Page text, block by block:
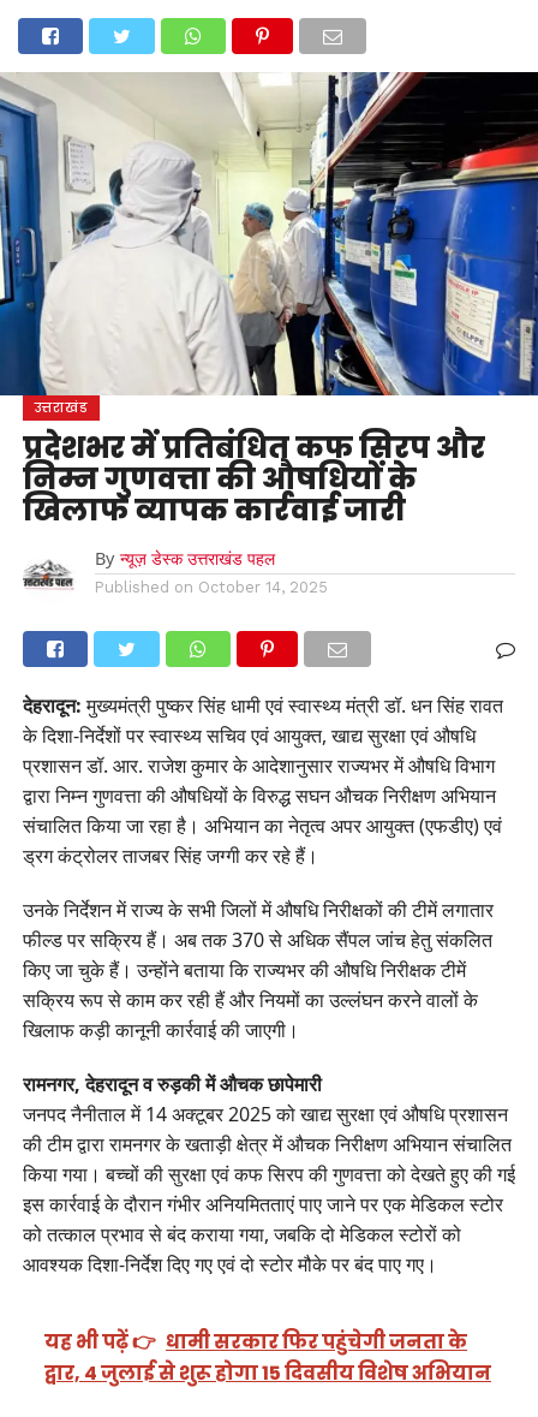
उत्तराखंड उधम सिंह नगर चंपावतचमोलीटिहरी गढ़वाल
देहरादून
पौड़ी गढ़वाल बागेश्वररुद्रप्रयागहरिद्वार
मनोरंजन
उत्तराखंड
प्रदेशभर में प्रतिबंधित कफ सिरप और
निम्न गुणवत्ता की औषधियों के
खिलाफ व्यापक कार्रवाई जारी
By न्यूज़ डेस्क उत्तराखंड पहल
Published on October 14, 2025
देहरादून:मुख्यमंत्री पुष्कर सिंह धामी एवं स्वास्थ्य मंत्री डॉ. धन सिंह रावत
के दिशा-निर्देशों पर स्वास्थ्य सचिव एवं आयुक्त, खाद्य सुरक्षा एवं औषधि
प्रशासन डॉ. आर. राजेश कुमार के आदेशानुसार राज्यभर में औषधि विभाग
द्वारा निम्न गुणवत्ता की औषधियों के विरुद्ध सघन औचक निरीक्षण अभियान
संचालित किया जा रहा है। अभियान का नेतृत्व अपर आयुक्त (एफडीए) एवं
ड्रग कंट्रोलर ताजबर सिंह जग्गी कर रहे हैं।
उनके निर्देशन में राज्य के सभी जिलों में औषधि निरीक्षकों की टीमें लगातार
फील्ड पर सक्रिय हैं। अब तक 370 से अधिक सैंपल जांच हेतु संकलित
किए जा चुके हैं। उन्होंने बताया कि राज्यभर की औषधि निरीक्षक टीमें
सक्रिय रूप से काम कर रही हैं और नियमों का उल्लंघन करने वालों के
खिलाफ कड़ी कानूनी कार्रवाई की जाएगी।
रामनगर, देहरादून व रुड़की में औचक छापेमारी
जनपद नैनीताल में 14 अक्टूबर 2025 को खाद्य सुरक्षा एवं औषधि प्रशासन
की टीम द्वारा रामनगर के खताड़ी क्षेत्र में औचक निरीक्षण अभियान संचालित
किया गया। बच्चों की सुरक्षा एवं कफ सिरप की गुणवत्ता को देखते हुए की गई
इस कार्रवाई के दौरान गंभीर अनियमितताएं पाए जाने पर एक मेडिकल स्टोर
को तत्काल प्रभाव से बंद कराया गया, जबकि दो मेडिकल स्टोरों को
आवश्यक दिशा-निर्देश दिए गए एवं दो स्टोर मौके पर बंद पाए गए।
यह भी पढ़ें 👉 धामी सरकार फिर पहुंचेगी जनता के
द्वार, 4 जुलाई से शुरू होगा 15 दिवसीय विशेष अभियान